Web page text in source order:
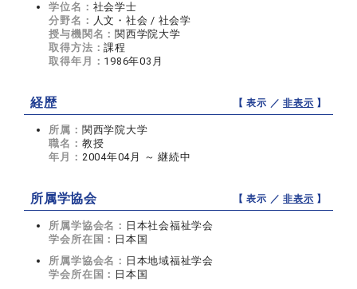
学位名： 社会学士
分野名： 人文・社会 / 社会学
授与機関名： 関西学院大学
取得方法：課程
取得年月： 1986年03月
経歴 【 表示 ／非表示 】
所属： 関西学院大学
職名： 教授
年月： 2004年04月 ～ 継続中
所属学協会 【 表示 ／非表示 】
所属学協会名： 日本社会福祉学会
学会所在国： 日本国
所属学協会名： 日本地域福祉学会
学会所在国： 日本国